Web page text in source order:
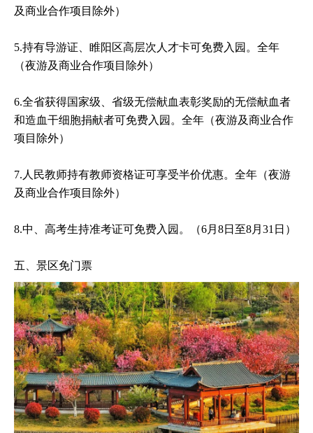
及商业合作项目除外）
5.持有导游证、睢阳区高层次人才卡可免费入园。全年
（夜游及商业合作项目除外）
6.全省获得国家级、省级无偿献血表彰奖励的无偿献血者
和造血干细胞捐献者可免费入园。全年（夜游及商业合作
项目除外）
7.人民教师持有教师资格证可享受半价优惠。全年（夜游
及商业合作项目除外）
8.中、高考生持准考证可免费入园。（6月8日至8月31日）
五、景区免门票